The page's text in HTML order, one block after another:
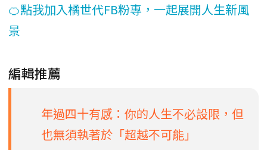
🍊點我加入橘世代FB粉專，一起展開人生新風
景
編輯推薦
年過四十有感：你的人生不必設限，但
也無須執著於「超越不可能」